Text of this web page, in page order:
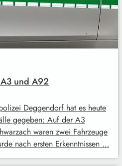
und A92
Deggendorf hat es heute
gegeben: Auf der A3
waren zwei Fahrzeuge
nach ersten Erkenntnissen …